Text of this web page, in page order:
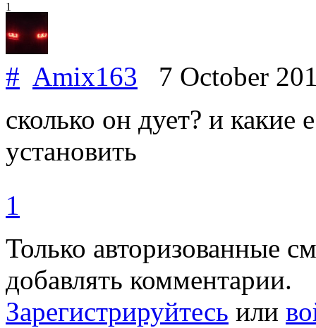
1
# Amix163 7 October
сколько он дует? и какие
установить
1
Только авторизованные
добавлять комментарии.
Зарегистрируйтесь или